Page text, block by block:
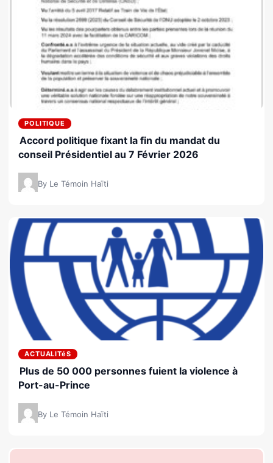
POLITIQUE
Accord politique fixant la fin du mandat du
conseil Présidentiel au 7 Février 2026
By Le Témoin Haïti
ACTUALITéS
Plus de 50 000 personnes fuient la violence à
Port-au-Prince
By Le Témoin Haïti